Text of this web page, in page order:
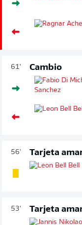
61' Cambio
56' Tarjeta
53' Tarjeta